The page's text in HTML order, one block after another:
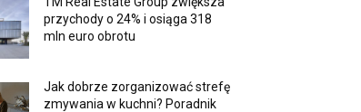
przychody o 24% i osiąga 318
mln euro obrotu
Jak dobrze zorganizować strefę
zmywania w kuchni? Poradnik